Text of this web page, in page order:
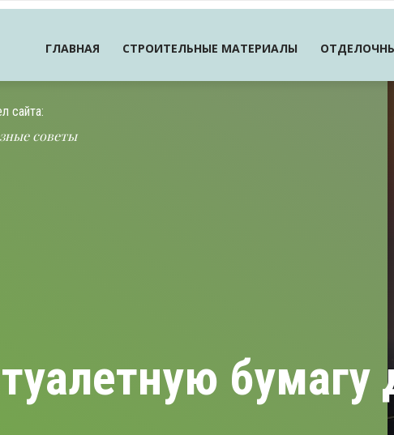
ГЛАВНАЯ СТРОИТЕЛЬНЫЕ МАТЕРИАЛЫ
бумагу
сайта:
советы